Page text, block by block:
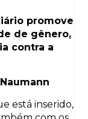
promove
de gênero,
contra a
está inserido,